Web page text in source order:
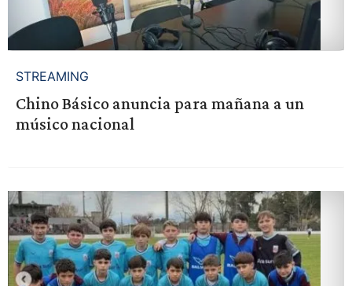
STREAMING
Chino Básico anuncia para mañana a un
músico nacional